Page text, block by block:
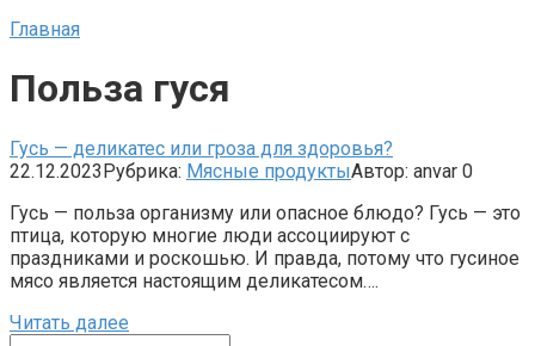
Главная
Польза гуся
Гусь — деликатес или гроза для здоровья?
22.12.2023Рубрика: Мясные продуктыАвтор: anvar 0
Гусь — польза организму или опасное блюдо? Гусь — это
птица, которую многие люди ассоциируют с
праздниками и роскошью. И правда, потому что гусиное
мясо является настоящим деликатесом….
Читать далее